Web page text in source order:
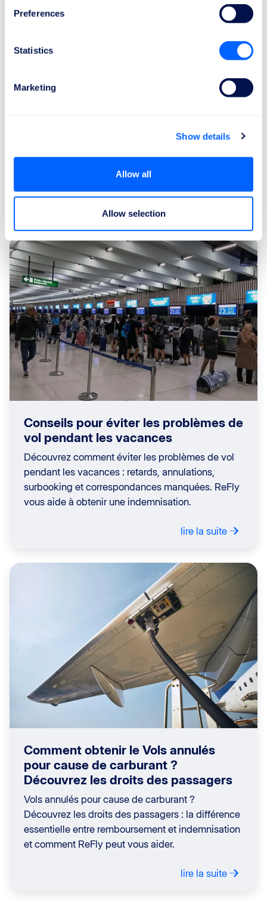
Preferences
Statistics
Marketing
Show details
Allow all
Allow selection
ReFly. Questions fréquentes sur les
overbooking, correspondances manquées et
Conseils pour éviter les problèmes de
vol pendant les vacances
Découvrez comment éviter les problèmes de vol
pendant les vacances : retards, annulations,
surbooking et correspondances manquées. ReFly
vous aide à obtenir une indemnisation.
lire la suite
Comment obtenir le Vols annulés
pour cause de carburant ?
Découvrez les droits des passagers
Vols annulés pour cause de carburant ?
Découvrez les droits des passagers : la différence
essentielle entre remboursement et indemnisation
et comment ReFly peut vous aider.
lire la suite